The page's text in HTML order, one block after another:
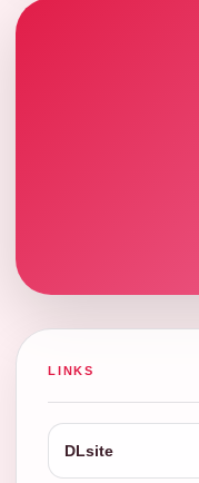
LINKS
DLsite